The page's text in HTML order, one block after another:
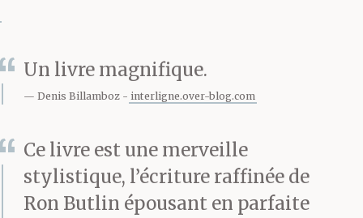
y penser maintenant
plus de trente ans plus
ta respiration de peur.
Un livre magnifique.
Denis Billamboz interligne.over-blog.com
Ce livre est une merveille
stylistique, l’écriture raffinée de
Ron Butlin épousant en parfaite